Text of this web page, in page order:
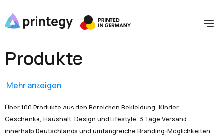
Produkte
Mehr anzeigen
Über 100 Produkte aus den Bereichen Bekleidung, Kinder,
Geschenke, Haushalt, Design und Lifestyle. 3 Tage Versand
innerhalb Deutschlands und umfangreiche Branding-Möglichkeiten